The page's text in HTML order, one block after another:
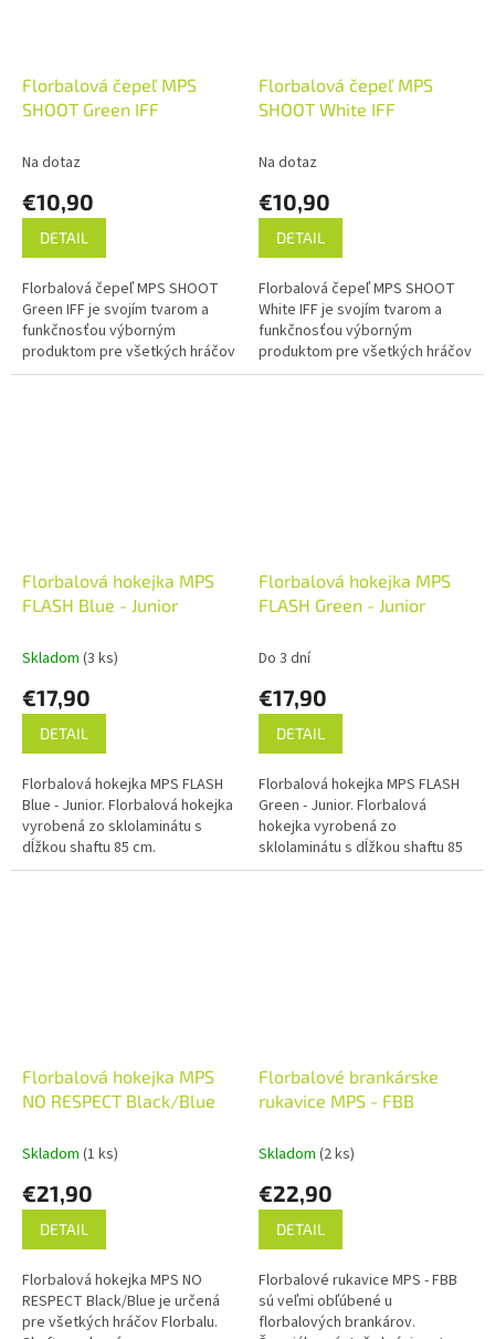
Florbalová čepeľ MPS
SHOOT Green IFF
Na dotaz
€10,90
DETAIL
Florbalová čepeľ MPS SHOOT
Green IFF je svojím tvarom a
funkčnosťou výborným
produktom pre všetkých hráčov
florbalu.
Florbalová čepeľ MPS
SHOOT White IFF
Na dotaz
€10,90
DETAIL
Florbalová čepeľ MPS SHOOT
White IFF je svojím tvarom a
funkčnosťou výborným
produktom pre všetkých hráčov
florbalu.
Florbalová hokejka MPS
FLASH Blue - Junior
Skladom (3 ks)
€17,90
DETAIL
Florbalová hokejka MPS FLASH
Blue - Junior. Florbalová hokejka
vyrobená zo sklolaminátu s
dĺžkou shaftu 85 cm.
Florbalová hokejka MPS
FLASH Green - Junior
Do 3 dní
€17,90
DETAIL
Florbalová hokejka MPS FLASH
Green - Junior. Florbalová
hokejka vyrobená zo
sklolaminátu s dĺžkou shaftu 85
cm.
Florbalová hokejka MPS
NO RESPECT Black/Blue
Skladom (1 ks)
€21,90
DETAIL
Florbalová hokejka MPS NO
RESPECT Black/Blue je určená
pre všetkých hráčov Florbalu.
Florbalové brankárske
rukavice MPS - FBB
Skladom (2 ks)
€22,90
DETAIL
Florbalové rukavice MPS - FBB
sú veľmi obľúbené u
florbalových brankárov.